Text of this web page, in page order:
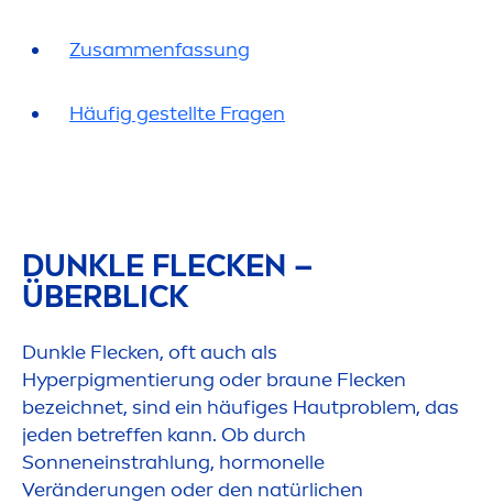
Zusammenfassung
Häufig gestellte Fragen
DUNKLE FLECKEN –
ÜBERBLICK
Dunkle Flecken, oft auch als
Hyperpigmentierung oder braune Flecken
bezeichnet, sind ein häufiges Hautproblem, das
jeden betreffen kann. Ob durch
Sonneneinstrahlung, hormonelle
Veränderungen oder den natürlichen